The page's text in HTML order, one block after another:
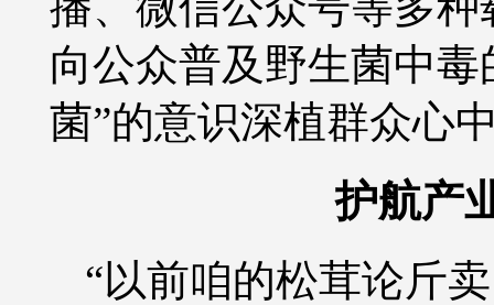
向公众普及野生菌中
菌”的意识深植群众心
护航产
“以前咱的松茸论斤